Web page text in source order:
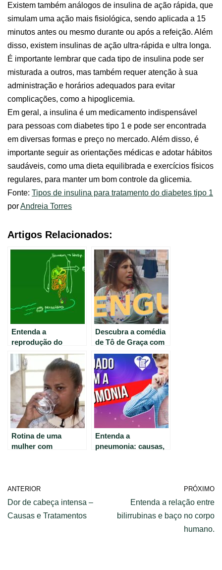
Existem também análogos de insulina de ação rápida, que
simulam uma ação mais fisiológica, sendo aplicada a 15
minutos antes ou mesmo durante ou após a refeição. Além
disso, existem insulinas de ação ultra-rápida e ultra longa.
É importante lembrar que cada tipo de insulina pode ser
misturada a outros, mas também requer atenção à sua
administração e horários adequados para evitar
complicações, como a hipoglicemia.
Em geral, a insulina é um medicamento indispensável
para pessoas com diabetes tipo 1 e pode ser encontrada
em diversas formas e preço no mercado. Além disso, é
importante seguir as orientações médicas e adotar hábitos
saudáveis, como uma dieta equilibrada e exercícios físicos
regulares, para manter um bom controle da glicemia.
Fonte: Tipos de insulina para tratamento do diabetes tipo 1
porAndreia Torres
Artigos Relacionados:
Entenda a
reprodução do
Schistosoma
mansoni na Biologia.
Descubra a comédia
de Tô de Graça com
Dengue, Sara Jane e
outros personagens
Rotina de uma
mulher com
Entenda a
pneumonia: causas,
ANTERIOR
Dor de cabeça intensa –
Causas e Tratamentos
PRÓXIMO
Entenda a relação entre
bilirrubinas e baço no corpo
humano.